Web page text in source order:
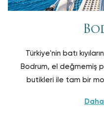
Türkiye'nin batı
Bodrum, el değmemiş
butikleri ile tam bir